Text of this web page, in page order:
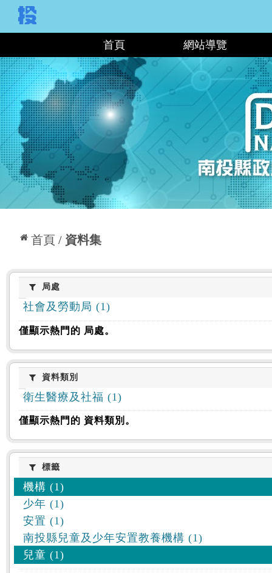
首頁 網站導覽
首頁 資料集
:::
局處局處
社會及勞動局 (1)
僅顯示熱門的 局處。
資料類別
資料類別
衛生醫療及社福 (1)
僅顯示熱門的 資料類別。
標籤標籤
機構 (1)
少年 (1)
安置 (1)
南投縣兒童及少年安置教養機構 (1)
兒童 (1)